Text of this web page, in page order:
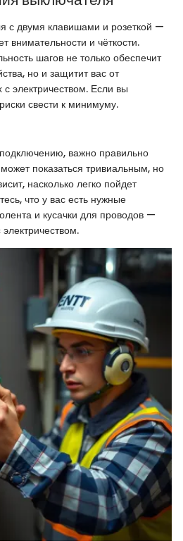
с двумя клавишами и розеткой —
внимательности и чёткости.
шагов не только обеспечит
но и защитит вас от
электричеством. Если вы
свести к минимуму.
важно правильно
показаться тривиальным, но
насколько легко пойдет
что у вас есть нужные
и кусачки для проводов —